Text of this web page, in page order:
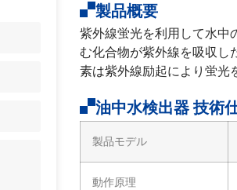
製品概要
紫外線蛍光を利用して水中
む化合物が紫外線を吸収し
素は紫外線励起により蛍光
油中水検出器 技術
製品モデル
動作原理